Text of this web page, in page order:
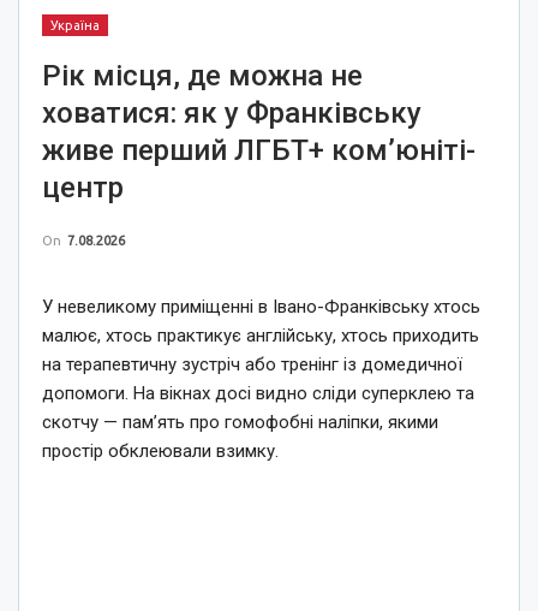
Україна
Рік місця, де можна не
ховатися: як у Франківську
живе перший ЛГБТ+ ком’юніті-
центр
On 7.08.2026
У невеликому приміщенні в Івано-Франківську хтось
малює, хтось практикує англійську, хтось приходить
на терапевтичну зустріч або тренінг із домедичної
допомоги. На вікнах досі видно сліди суперклею та
скотчу — пам’ять про гомофобні наліпки, якими
простір обклеювали взимку.